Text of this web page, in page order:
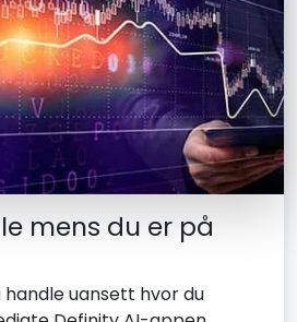
mens du er på
handle uansett hvor du